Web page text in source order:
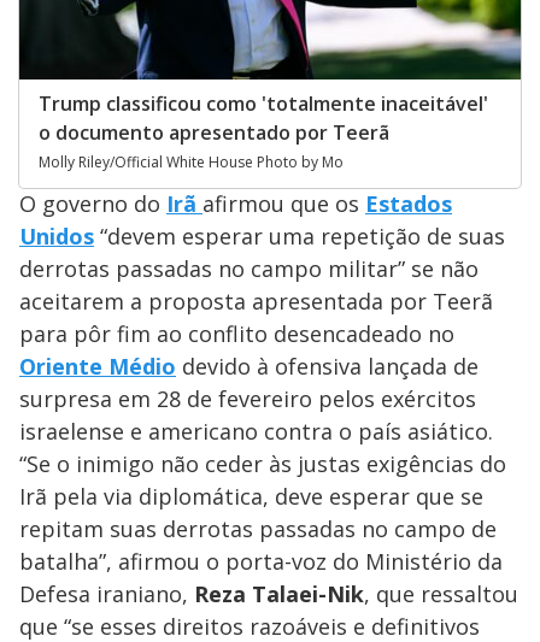
Trump classificou como 'totalmente inaceitável'
o documento apresentado por Teerã
Molly Riley/Official White House Photo by Mo
O governo do Irã afirmou que os Estados
Unidos “devem esperar uma repetição de suas
derrotas passadas no campo militar” se não
aceitarem a proposta apresentada por Teerã
para pôr fim ao conflito desencadeado no
Oriente Médio devido à ofensiva lançada de
surpresa em 28 de fevereiro pelos exércitos
israelense e americano contra o país asiático.
“Se o inimigo não ceder às justas exigências do
Irã pela via diplomática, deve esperar que se
repitam suas derrotas passadas no campo de
batalha”, afirmou o porta-voz do Ministério da
Defesa iraniano, Reza Talaei-Nik, que ressaltou
que “se esses direitos razoáveis e definitivos